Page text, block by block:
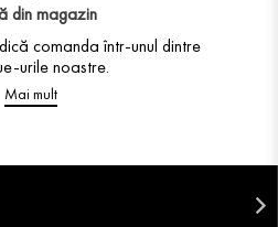
din magazin
comanda într-unul dintre
urile noastre.
Mai mult